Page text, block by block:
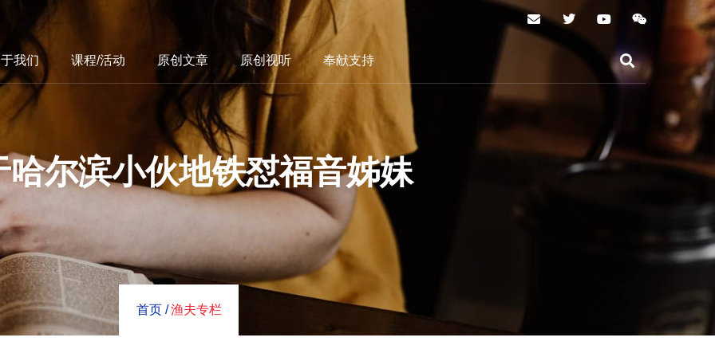
我们 课程/活动 原创文章 原创视听 奉献支持
哈尔滨小伙地铁怼福音姊妹
首页 / 渔夫专栏